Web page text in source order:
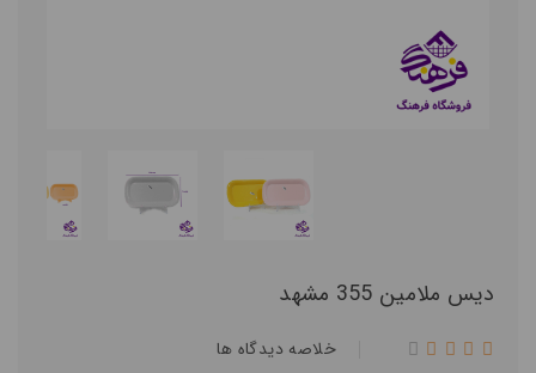
دیس ملامین 355 مشهد
خلاصه ديدگاه ها